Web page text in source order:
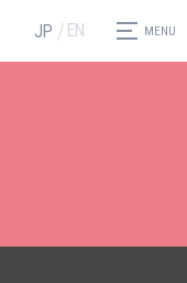
JP EN